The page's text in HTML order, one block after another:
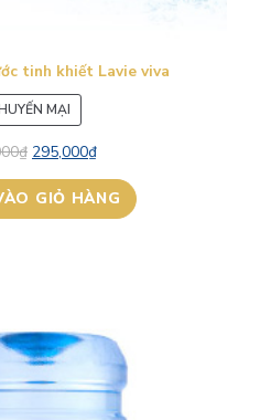
tinh khiết Lavie viva
MẠI
PHẨM
ĐANG
GIẢM
GIÁ
₫ 295,000₫
GIỎ HÀNG